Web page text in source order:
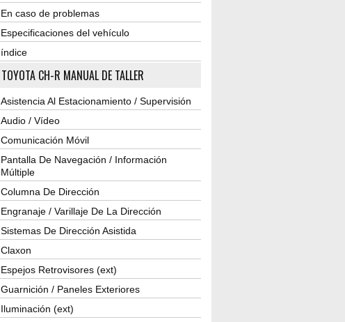
En caso de problemas
Especificaciones del vehículo
índice
TOYOTA CH-R MANUAL DE TALLER
Asistencia Al Estacionamiento / Supervisión
Audio / Vídeo
Comunicación Móvil
Pantalla De Navegación / Información
Múltiple
Columna De Dirección
Engranaje / Varillaje De La Dirección
Sistemas De Dirección Asistida
Claxon
Espejos Retrovisores (ext)
Guarnición / Paneles Exteriores
Iluminación (ext)